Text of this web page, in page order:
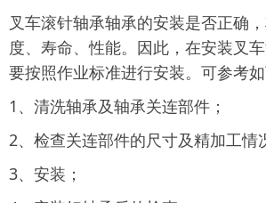
叉车滚针轴承轴承的安装是否正确
度、寿命、性能。因此，在安装叉
要按照作业标准进行安装。可参考
1、清洗轴承及轴承关连部件；
2、检查关连部件的尺寸及精加工情
3、安装；